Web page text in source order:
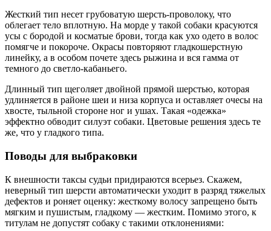
Жесткий тип несет грубоватую шерсть-проволоку, что
облегает тело вплотную. На морде у такой собаки красуются
усы с бородой и косматые брови, тогда как ухо одето в волос
помягче и покороче. Окрасы повторяют гладкошерстную
линейку, а в особом почете здесь рыжина и вся гамма от
темного до светло-кабаньего.
Длинный тип щеголяет двойной прямой шерстью, которая
удлиняется в районе шеи и низа корпуса и оставляет очесы на
хвосте, тыльной стороне ног и ушах. Такая «одежка»
эффектно обводит силуэт собаки. Цветовые решения здесь те
же, что у гладкого типа.
Поводы для выбраковки
К внешности таксы судьи придираются всерьез. Скажем,
неверный тип шерсти автоматически уходит в разряд тяжелых
дефектов и роняет оценку: жесткому волосу запрещено быть
мягким и пушистым, гладкому — жестким. Помимо этого, к
титулам не допустят собаку с такими отклонениями: